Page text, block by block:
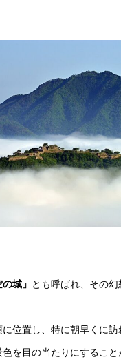
の城」 とも呼ばれ、その
位置し、特に朝早くに
を目の当たりにすること